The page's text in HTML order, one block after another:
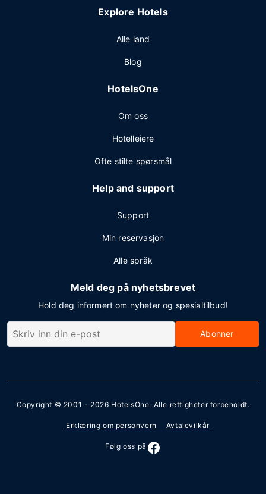
Explore Hotels
Alle land
Blog
HotelsOne
Om oss
Hotelleiere
Ofte stilte spørsmål
Help and support
Support
Min reservasjon
Alle språk
Meld deg på nyhetsbrevet
Hold deg informert om nyheter og spesialtilbud!
Abonner
Copyright © 2001 - 2026 HotelsOne. Alle rettigheter forbeholdt.
Erklæring om personvern Avtalevilkår
Følg oss på